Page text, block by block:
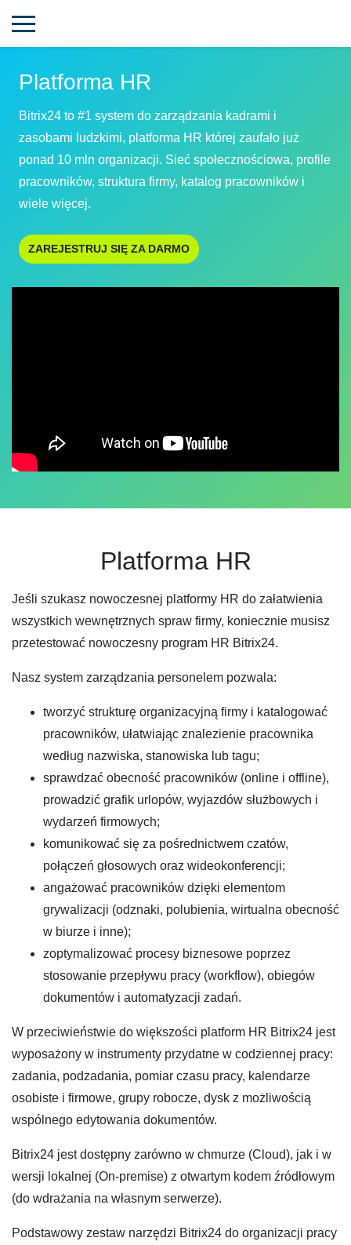
Platforma HR
Bitrix24 to #1 system do zarządzania kadrami i
zasobami ludzkimi, platforma HR której zaufało już
ponad 10 mln organizacji. Sieć społecznościowa, profile
pracowników, struktura firmy, katalog pracowników i
wiele więcej.
ZAREJESTRUJ SIĘ ZA DARMO
Platforma HR
Jeśli szukasz nowoczesnej platformy HR do załatwienia
wszystkich wewnętrznych spraw firmy, koniecznie musisz
przetestować nowoczesny program HR Bitrix24.
Nasz system zarządzania personelem pozwala:
tworzyć strukturę organizacyjną firmy i katalogować
pracowników, ułatwiając znalezienie pracownika
według nazwiska, stanowiska lub tagu;
sprawdzać obecność pracowników (online i offline),
prowadzić grafik urlopów, wyjazdów służbowych i
wydarzeń firmowych;
komunikować się za pośrednictwem czatów,
połączeń głosowych oraz wideokonferencji;
angażować pracowników dzięki elementom
grywalizacji (odznaki, polubienia, wirtualna obecność
w biurze i inne);
zoptymalizować procesy biznesowe poprzez
stosowanie przepływu pracy (workflow), obiegów
dokumentów i automatyzacji zadań.
W przeciwieństwie do większości platform HR Bitrix24 jest
wyposażony w instrumenty przydatne w codziennej pracy:
zadania, podzadania, pomiar czasu pracy, kalendarze
osobiste i firmowe, grupy robocze, dysk z możliwością
wspólnego edytowania dokumentów.
Bitrix24 jest dostępny zarówno w chmurze (Cloud), jak i w
wersji lokalnej (On-premise) z otwartym kodem źródłowym
(do wdrażania na własnym serwerze).
Podstawowy zestaw narzędzi Bitrix24 do organizacji pracy